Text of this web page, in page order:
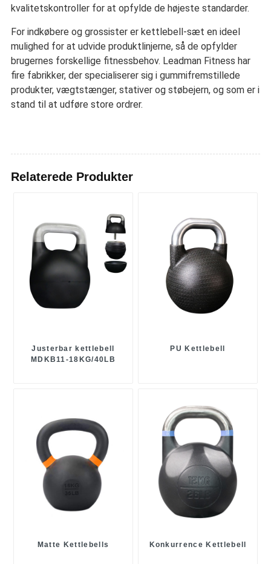
kvalitetskontroller for at opfylde de højeste standarder.
For indkøbere og grossister er kettlebell-sæt en ideel
mulighed for at udvide produktlinjerne, så de opfylder
brugernes forskellige fitnessbehov. Leadman Fitness har
fire fabrikker, der specialiserer sig i gummifremstillede
produkter, vægtstænger, stativer og støbejern, og som er i
stand til at udføre store ordrer.
Relaterede Produkter
Justerbar kettlebell
MDKB11-18KG/40LB
PU Kettlebell
Matte Kettlebells Konkurrence Kettlebell